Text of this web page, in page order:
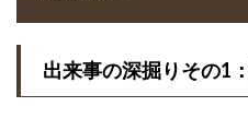
出来事の深掘りその1